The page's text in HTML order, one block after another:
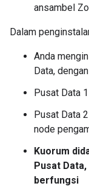
ansambel
Dalam
Anda
Data,
Pusat Data
Pusat Data
node
Kuorum
Pusat
berfungsi